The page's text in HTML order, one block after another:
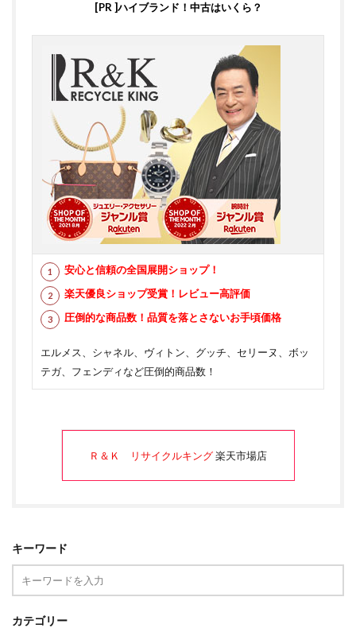
[PR ]ハイブランド！中古はいくら？
安心と信頼の全国展開ショップ！
楽天優良ショップ受賞！レビュー高評価
圧倒的な商品数！品質を落とさないお手頃価格
エルメス、シャネル、ヴィトン、グッチ、セリーヌ、ボッ
テガ、フェンディなど圧倒的商品数！
Ｒ＆Ｋ リサイクルキング楽天市場店
キーワード
カテゴリー